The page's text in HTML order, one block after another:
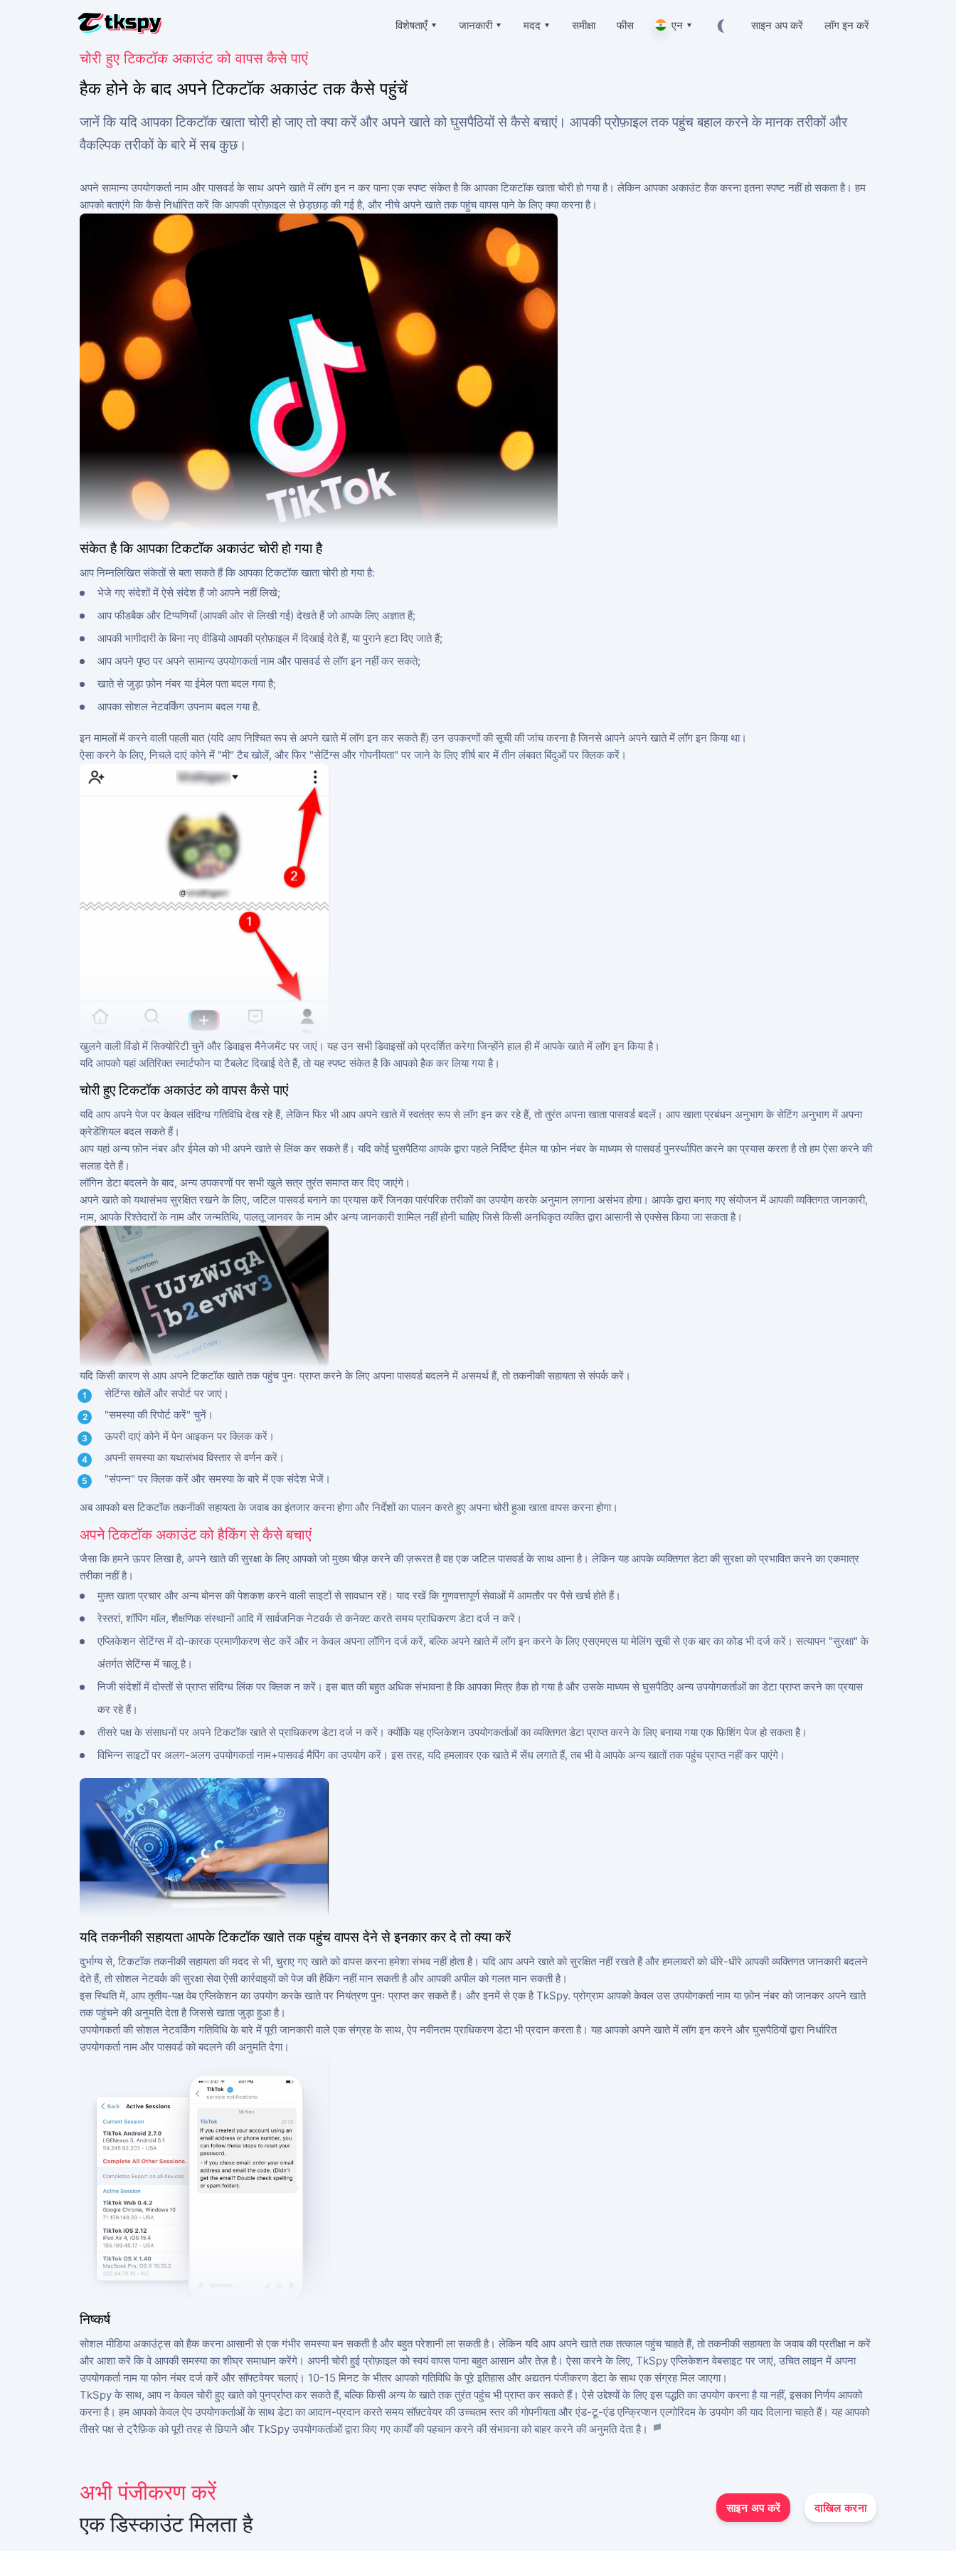
विशेषताएँ ▾ जानकारी ▾ मदद ▾ समीक्षा फीस एन ▾ साइन अप करें लॉग इन करें
टिकटॉक चैट हैक करें
अन्य लोगों के पत्र-व्यवहार पढ़ें
डिलीट की गई चैट को ऑनलाइन पुनर्प्राप्त करें
टिकटॉक को ट्रैक करें
ट्रैकिंग ऐप
टिकटॉक सब्सक्राइबर्स जेनरेटर
अक्सर पूछे जाने वाले प्रश्नों
हमेशा ऑनलाइन और उत्तर देने में खुशी होती है
गोपनीयता
उपयोग की शर्तें
विशेषताएँ
कैसे पता करें कि आपके टिकटॉक पेज को कौन एक्सेस कर रहा है
चोरी हुए टिकटॉक अकाउंट को वापस कैसे पाएं
Español
中文
日本
चोरी हुए टिकटॉक अकाउंट को वापस कैसे पाएं
हैक होने के बाद अपने टिकटॉक अकाउंट तक कैसे पहुंचें
जानें कि यदि आपका टिकटॉक खाता चोरी हो जाए तो क्या करें और अपने खाते को घुसपैठियों से कैसे बचाएं। आपकी प्रोफ़ाइल तक पहुंच बहाल करने के मानक तरीकों और
वैकल्पिक तरीकों के बारे में सब कुछ।
अपने सामान्य उपयोगकर्ता नाम और पासवर्ड के साथ अपने खाते में लॉग इन न कर पाना एक स्पष्ट संकेत है कि आपका टिकटॉक खाता चोरी हो गया है। लेकिन आपका अकाउंट हैक करना इतना स्पष्ट नहीं हो सकता है। हम
आपको बताएंगे कि कैसे निर्धारित करें कि आपकी प्रोफ़ाइल से छेड़छाड़ की गई है, और नीचे अपने खाते तक पहुंच वापस पाने के लिए क्या करना है।
संकेत है कि आपका टिकटॉक अकाउंट चोरी हो गया है
आप निम्नलिखित संकेतों से बता सकते हैं कि आपका टिकटॉक खाता चोरी हो गया है:
भेजे गए संदेशों में ऐसे संदेश हैं जो आपने नहीं लिखे;
आप फीडबैक और टिप्पणियाँ (आपकी ओर से लिखी गई) देखते हैं जो आपके लिए अज्ञात हैं;
आपकी भागीदारी के बिना नए वीडियो आपकी प्रोफ़ाइल में दिखाई देते हैं, या पुराने हटा दिए जाते हैं;
आप अपने पृष्ठ पर अपने सामान्य उपयोगकर्ता नाम और पासवर्ड से लॉग इन नहीं कर सकते;
खाते से जुड़ा फ़ोन नंबर या ईमेल पता बदल गया है;
आपका सोशल नेटवर्किंग उपनाम बदल गया है.
इन मामलों में करने वाली पहली बात (यदि आप निश्चित रूप से अपने खाते में लॉग इन कर सकते हैं) उन उपकरणों की सूची की जांच करना है जिनसे आपने अपने खाते में लॉग इन किया था।
ऐसा करने के लिए, निचले दाएं कोने में "मी" टैब खोलें, और फिर "सेटिंग्स और गोपनीयता" पर जाने के लिए शीर्ष बार में तीन लंबवत बिंदुओं पर क्लिक करें।
खुलने वाली विंडो में सिक्योरिटी चुनें और डिवाइस मैनेजमेंट पर जाएं। यह उन सभी डिवाइसों को प्रदर्शित करेगा जिन्होंने हाल ही में आपके खाते में लॉग इन किया है।
यदि आपको यहां अतिरिक्त स्मार्टफोन या टैबलेट दिखाई देते हैं, तो यह स्पष्ट संकेत है कि आपको हैक कर लिया गया है।
चोरी हुए टिकटॉक अकाउंट को वापस कैसे पाएं
यदि आप अपने पेज पर केवल संदिग्ध गतिविधि देख रहे हैं, लेकिन फिर भी आप अपने खाते में स्वतंत्र रूप से लॉग इन कर रहे हैं, तो तुरंत अपना खाता पासवर्ड बदलें। आप खाता प्रबंधन अनुभाग के सेटिंग अनुभाग में अपना
क्रेडेंशियल बदल सकते हैं।
आप यहां अन्य फ़ोन नंबर और ईमेल को भी अपने खाते से लिंक कर सकते हैं। यदि कोई घुसपैठिया आपके द्वारा पहले निर्दिष्ट ईमेल या फ़ोन नंबर के माध्यम से पासवर्ड पुनर्स्थापित करने का प्रयास करता है तो हम ऐसा करने की
सलाह देते हैं।
लॉगिन डेटा बदलने के बाद, अन्य उपकरणों पर सभी खुले सत्र तुरंत समाप्त कर दिए जाएंगे।
अपने खाते को यथासंभव सुरक्षित रखने के लिए, जटिल पासवर्ड बनाने का प्रयास करें जिनका पारंपरिक तरीकों का उपयोग करके अनुमान लगाना असंभव होगा। आपके द्वारा बनाए गए संयोजन में आपकी व्यक्तिगत जानकारी,
नाम, आपके रिश्तेदारों के नाम और जन्मतिथि, पालतू जानवर के नाम और अन्य जानकारी शामिल नहीं होनी चाहिए जिसे किसी अनधिकृत व्यक्ति द्वारा आसानी से एक्सेस किया जा सकता है।
यदि किसी कारण से आप अपने टिकटॉक खाते तक पहुंच पुनः प्राप्त करने के लिए अपना पासवर्ड बदलने में असमर्थ हैं, तो तकनीकी सहायता से संपर्क करें।
सेटिंग्स खोलें और सपोर्ट पर जाएं।
"समस्या की रिपोर्ट करें" चुनें।
ऊपरी दाएं कोने में पेन आइकन पर क्लिक करें।
अपनी समस्या का यथासंभव विस्तार से वर्णन करें।
"संपन्न" पर क्लिक करें और समस्या के बारे में एक संदेश भेजें।
अब आपको बस टिकटॉक तकनीकी सहायता के जवाब का इंतजार करना होगा और निर्देशों का पालन करते हुए अपना चोरी हुआ खाता वापस करना होगा।
अपने टिकटॉक अकाउंट को हैकिंग से कैसे बचाएं
जैसा कि हमने ऊपर लिखा है, अपने खाते की सुरक्षा के लिए आपको जो मुख्य चीज़ करने की ज़रूरत है वह एक जटिल पासवर्ड के साथ आना है। लेकिन यह आपके व्यक्तिगत डेटा की सुरक्षा को प्रभावित करने का एकमात्र
तरीका नहीं है।
मुफ़्त खाता प्रचार और अन्य बोनस की पेशकश करने वाली साइटों से सावधान रहें। याद रखें कि गुणवत्तापूर्ण सेवाओं में आमतौर पर पैसे खर्च होते हैं।
रेस्तरां, शॉपिंग मॉल, शैक्षणिक संस्थानों आदि में सार्वजनिक नेटवर्क से कनेक्ट करते समय प्राधिकरण डेटा दर्ज न करें।
एप्लिकेशन सेटिंग्स में दो-कारक प्रमाणीकरण सेट करें और न केवल अपना लॉगिन दर्ज करें, बल्कि अपने खाते में लॉग इन करने के लिए एसएमएस या मेलिंग सूची से एक बार का कोड भी दर्ज करें। सत्यापन "सुरक्षा" के
अंतर्गत सेटिंग्स में चालू है।
निजी संदेशों में दोस्तों से प्राप्त संदिग्ध लिंक पर क्लिक न करें। इस बात की बहुत अधिक संभावना है कि आपका मित्र हैक हो गया है और उसके माध्यम से घुसपैठिए अन्य उपयोगकर्ताओं का डेटा प्राप्त करने का प्रयास
कर रहे हैं।
तीसरे पक्ष के संसाधनों पर अपने टिकटॉक खाते से प्राधिकरण डेटा दर्ज न करें। क्योंकि यह एप्लिकेशन उपयोगकर्ताओं का व्यक्तिगत डेटा प्राप्त करने के लिए बनाया गया एक फ़िशिंग पेज हो सकता है।
विभिन्न साइटों पर अलग-अलग उपयोगकर्ता नाम+पासवर्ड मैपिंग का उपयोग करें। इस तरह, यदि हमलावर एक खाते में सेंध लगाते हैं, तब भी वे आपके अन्य खातों तक पहुंच प्राप्त नहीं कर पाएंगे।
यदि तकनीकी सहायता आपके टिकटॉक खाते तक पहुंच वापस देने से इनकार कर दे तो क्या करें
दुर्भाग्य से, टिकटॉक तकनीकी सहायता की मदद से भी, चुराए गए खाते को वापस करना हमेशा संभव नहीं होता है। यदि आप अपने खाते को सुरक्षित नहीं रखते हैं और हमलावरों को धीरे-धीरे आपकी व्यक्तिगत जानकारी बदलने
देते हैं, तो सोशल नेटवर्क की सुरक्षा सेवा ऐसी कार्रवाइयों को पेज की हैकिंग नहीं मान सकती है और आपकी अपील को गलत मान सकती है।
इस स्थिति में, आप तृतीय-पक्ष वेब एप्लिकेशन का उपयोग करके खाते पर नियंत्रण पुनः प्राप्त कर सकते हैं। और इनमें से एक है TkSpy. प्रोग्राम आपको केवल उस उपयोगकर्ता नाम या फ़ोन नंबर को जानकर अपने खाते
तक पहुंचने की अनुमति देता है जिससे खाता जुड़ा हुआ है।
उपयोगकर्ता की सोशल नेटवर्किंग गतिविधि के बारे में पूरी जानकारी वाले एक संग्रह के साथ, ऐप नवीनतम प्राधिकरण डेटा भी प्रदान करता है। यह आपको अपने खाते में लॉग इन करने और घुसपैठियों द्वारा निर्धारित
उपयोगकर्ता नाम और पासवर्ड को बदलने की अनुमति देगा।
निष्कर्ष
सोशल मीडिया अकाउंट्स को हैक करना आसानी से एक गंभीर समस्या बन सकती है और बहुत परेशानी ला सकती है। लेकिन यदि आप अपने खाते तक तत्काल पहुंच चाहते हैं, तो तकनीकी सहायता के जवाब की प्रतीक्षा न करें
और आशा करें कि वे आपकी समस्या का शीघ्र समाधान करेंगे। अपनी चोरी हुई प्रोफ़ाइल को स्वयं वापस पाना बहुत आसान और तेज़ है। ऐसा करने के लिए, TkSpy एप्लिकेशन वेबसाइट पर जाएं, उचित लाइन में अपना
उपयोगकर्ता नाम या फोन नंबर दर्ज करें और सॉफ्टवेयर चलाएं। 10-15 मिनट के भीतर आपको गतिविधि के पूरे इतिहास और अद्यतन पंजीकरण डेटा के साथ एक संग्रह मिल जाएगा।
TkSpy के साथ, आप न केवल चोरी हुए खाते को पुनर्प्राप्त कर सकते हैं, बल्कि किसी अन्य के खाते तक तुरंत पहुंच भी प्राप्त कर सकते हैं। ऐसे उद्देश्यों के लिए इस पद्धति का उपयोग करना है या नहीं, इसका निर्णय आपको
करना है। हम आपको केवल ऐप उपयोगकर्ताओं के साथ डेटा का आदान-प्रदान करते समय सॉफ़्टवेयर की उच्चतम स्तर की गोपनीयता और एंड-टू-एंड एन्क्रिप्शन एल्गोरिदम के उपयोग की याद दिलाना चाहते हैं। यह आपको
तीसरे पक्ष से ट्रैफ़िक को पूरी तरह से छिपाने और TkSpy उपयोगकर्ताओं द्वारा किए गए कार्यों की पहचान करने की संभावना को बाहर करने की अनुमति देता है।
अभी पंजीकरण करें
एक डिस्काउंट मिलता है
साइन अप करें दाखिल करना
अभी साइनअप करें
Deutsch
Español
中文
English